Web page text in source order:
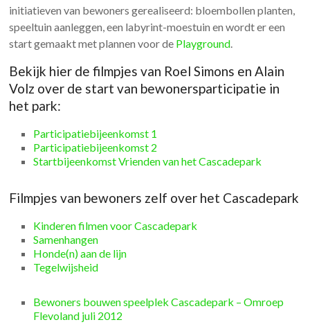
initiatieven van bewoners gerealiseerd: bloembollen planten,
speeltuin aanleggen, een labyrint-moestuin en wordt er een
start gemaakt met plannen voor de Playground.
Bekijk hier de filmpjes van Roel Simons en Alain
Volz over de start van bewonersparticipatie in
het park:
Participatiebijeenkomst 1
Participatiebijeenkomst 2
Startbijeenkomst Vrienden van het Cascadepark
Filmpjes van bewoners zelf over het Cascadepark
Kinderen filmen voor Cascadepark
Samenhangen
Honde(n) aan de lijn
Tegelwijsheid
Bewoners bouwen speelplek Cascadepark – Omroep
Flevoland juli 2012